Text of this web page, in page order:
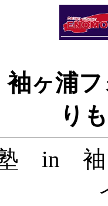
ヶ浦
り
in 袖ヶ